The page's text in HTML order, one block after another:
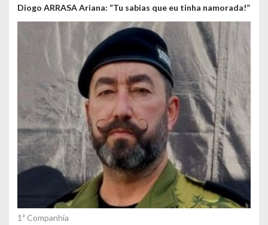
Diogo ARRASA Ariana: “Tu sabias que eu tinha namorada!”
1ª Companhia